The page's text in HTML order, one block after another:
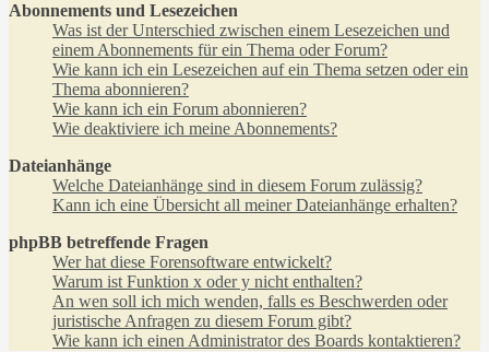
Abonnements und Lesezeichen
Was ist der Unterschied zwischen einem Lesezeichen und
einem Abonnements für ein Thema oder Forum?
Wie kann ich ein Lesezeichen auf ein Thema setzen oder ein
Thema abonnieren?
Wie kann ich ein Forum abonnieren?
Wie deaktiviere ich meine Abonnements?
Dateianhänge
Welche Dateianhänge sind in diesem Forum zulässig?
Kann ich eine Übersicht all meiner Dateianhänge erhalten?
phpBB betreffende Fragen
Wer hat diese Forensoftware entwickelt?
Warum ist Funktion x oder y nicht enthalten?
An wen soll ich mich wenden, falls es Beschwerden oder
juristische Anfragen zu diesem Forum gibt?
Wie kann ich einen Administrator des Boards kontaktieren?